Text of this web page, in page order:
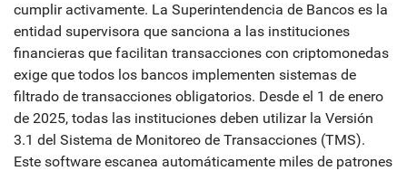
cumplir activamente. La Superintendencia de Bancos es la
entidad supervisora que sanciona a las instituciones
financieras que facilitan transacciones con criptomonedas
exige que todos los bancos implementen sistemas de
filtrado de transacciones obligatorios. Desde el 1 de enero
de 2025, todas las instituciones deben utilizar la Versión
3.1 del Sistema de Monitoreo de Transacciones (TMS).
Este software escanea automáticamente miles de patrones